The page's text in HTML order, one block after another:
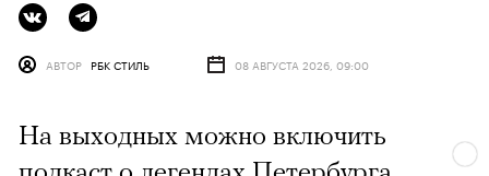
АВТОР РБК СТИЛЬ 08 АВГУСТА 2026, 09:00
На выходных можно включить